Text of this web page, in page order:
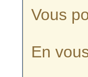
Vous
En